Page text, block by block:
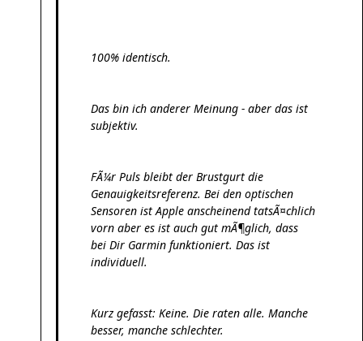
100% identisch.
Das bin ich anderer Meinung - aber das ist
subjektiv.
FÃ¼r Puls bleibt der Brustgurt die
Genauigkeitsreferenz. Bei den optischen
Sensoren ist Apple anscheinend tatsÃ¤chlich
vorn aber es ist auch gut mÃ¶glich, dass
bei Dir Garmin funktioniert. Das ist
individuell.
Kurz gefasst: Keine. Die raten alle. Manche
besser, manche schlechter.